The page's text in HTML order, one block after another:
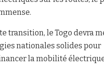
transition, le Togo devra
nationales solides pour
la mobilité